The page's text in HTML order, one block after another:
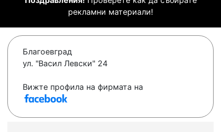
рекламни материали!
Благоевград
ул. "Васил Левски" 24
Вижте профила на фирмата на